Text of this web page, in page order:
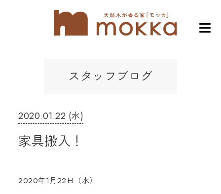
スタッフブログ
2020.01.22 (水)
家具搬入！
2020年1月22日（水）